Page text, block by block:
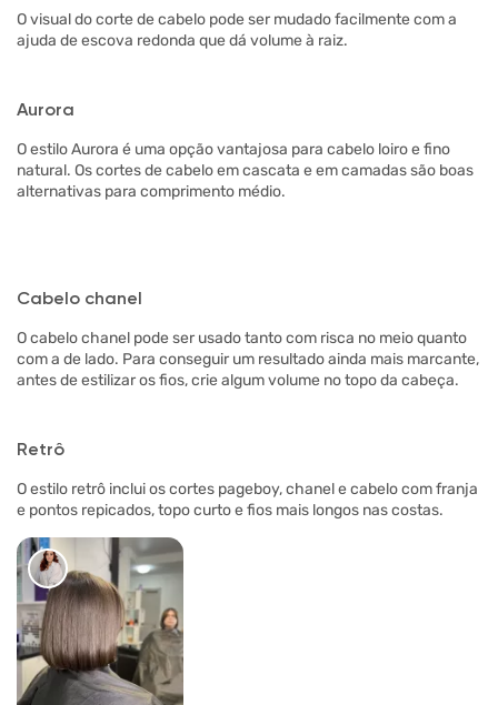
O visual do corte de cabelo pode ser mudado facilmente com a
ajuda de escova redonda que dá volume à raiz.
Aurora
O estilo Aurora é uma opção vantajosa para cabelo loiro e fino
natural. Os cortes de cabelo em cascata e em camadas são boas
alternativas para comprimento médio.
Cabelo chanel
O cabelo chanel pode ser usado tanto com risca no meio quanto
com a de lado. Para conseguir um resultado ainda mais marcante,
antes de estilizar os fios, crie algum volume no topo da cabeça.
Retrô
O estilo retrô inclui os cortes pageboy, chanel e cabelo com franja
e pontos repicados, topo curto e fios mais longos nas costas.